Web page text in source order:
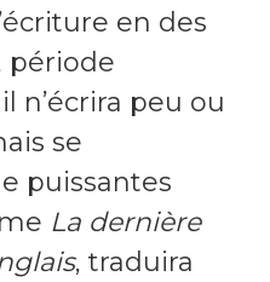
en des
période
n’écrira peu ou
se
puissantes
La dernière
, traduira